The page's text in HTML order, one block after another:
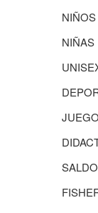
NIÑOS
NIÑAS